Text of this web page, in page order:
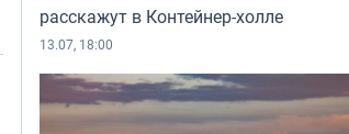
расскажут в Контейнер-холле
13.07, 18:00